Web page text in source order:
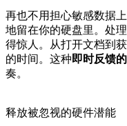
再也不用担心敏感数据
地留在你的硬盘里。处
得惊人。从打开文档到
的时间。这种即时反馈
奏。
释放被忽视的硬件潜能